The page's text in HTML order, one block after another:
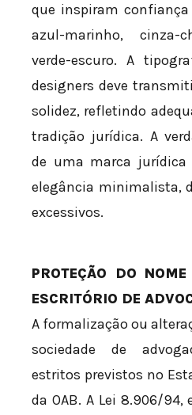
que inspiram confiança
azul-marinho, cinza-
verde-escuro. A
designers deve
solidez, refletindo
tradição jurídica. A
de uma marca jurídica
elegância minimalista,
excessivos.
PROTEÇÃO DO
ESCRITÓRIO DE
A formalização ou
sociedade de
estritos previstos no
da OAB. A Lei 8.906/94,